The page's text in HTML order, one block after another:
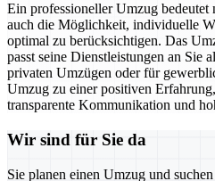
Ein professioneller Umzug bedeutet
auch die Möglichkeit, individuelle
optimal zu berücksichtigen. Das
passt seine Dienstleistungen an Sie
privaten Umzügen oder für
Umzug zu einer positiven
transparente Kommunikation und
Wir sind für Sie da
Sie planen einen Umzug und